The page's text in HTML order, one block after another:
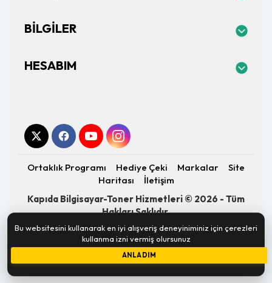
Bu websitesini kullanarak en iyi alışveriş deneyiniminiz için çerezleri
kullanma izni vermiş olursunuz
ANLADIM
BILGILER
HESABIM
Ortaklık Programı Hediye Çeki Markalar
Site
Haritası
İletişim
Kapıda Bilgisayar-Toner Hizmetleri © 2026 - Tüm
Hakları Saklıdır.
Altyapı:OpenCart- Geliştirici:E-Piksel